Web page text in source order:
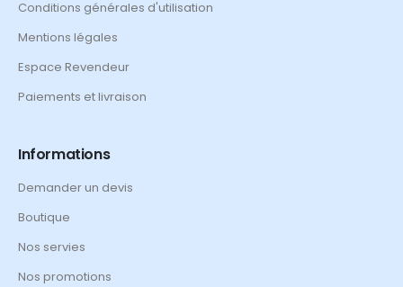
Conditions générales d'utilisation
Mentions légales
Espace Revendeur
Paiements et livraison
Informations
Demander un devis
Boutique
Nos servies
Nos promotions